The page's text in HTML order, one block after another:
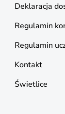
Deklaracja
Regulamin
Regulamin
Kontakt
Świetlice